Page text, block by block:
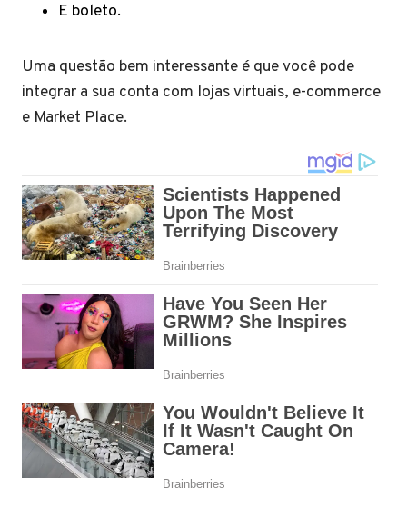
E boleto.
Uma questão bem interessante é que você pode
integrar a sua conta com lojas virtuais, e-commerce
e Market Place.